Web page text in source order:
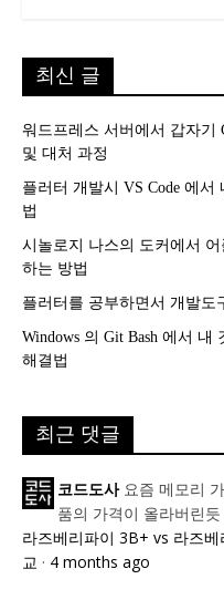
최신 글
워드프레스 서버에서 갑자기
및 대처 과정
플러터 개발시 VS Code 에
법
시놀로지 나스의 도커에서
하는 방법
플러터를 공부하면서 개발도
Windows 의 Git Bash 에서 내
해결법
최근 댓글
코드도사 요즘 메모리
품의 가격이 올라버린듯
라즈베리파이 3B+ vs 라즈
교 · 4 months ago